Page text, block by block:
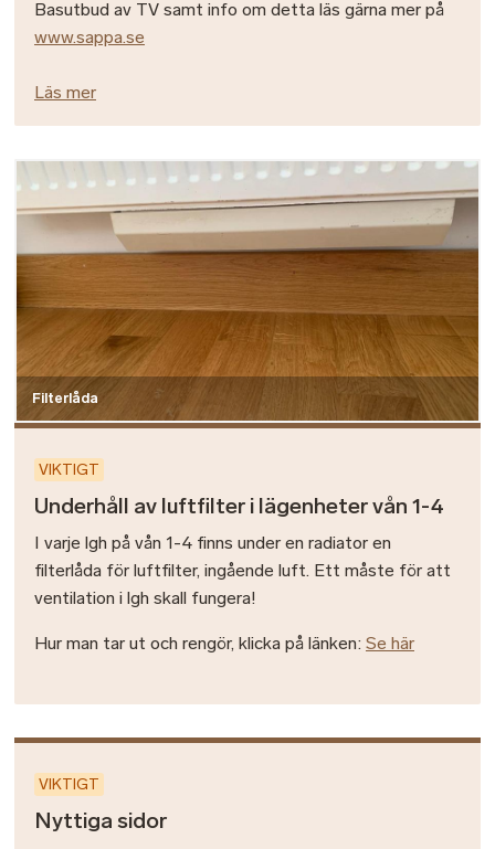
Basutbud av TV samt info om detta läs gärna mer på
www.sappa.se
Läs mer
Filterlåda
VIKTIGT
Underhåll av luftfilter i lägenheter vån 1-4
I varje lgh på vån 1-4 finns under en radiator en
filterlåda för luftfilter, ingående luft. Ett måste för att
ventilation i lgh skall fungera!
Hur man tar ut och rengör, klicka på länken: Se här
VIKTIGT
Nyttiga sidor